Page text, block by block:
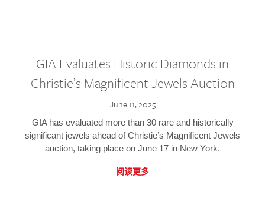
GIA Evaluates Historic Diamonds in
Christie’s Magnificent Jewels Auction
June 11, 2025
GIA has evaluated more than 30 rare and historically
significant jewels ahead of Christie’s Magnificent Jewels
auction, taking place on June 17 in New York.
阅读更多